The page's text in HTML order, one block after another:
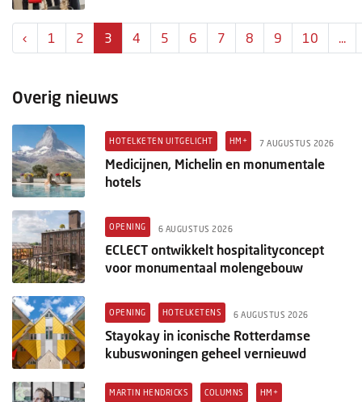
‹ 1 2 3 4 5 6 7 8 9 10 ...
Overig nieuws
HOTELKETEN UITGELICHT HM+ 7 AUGUSTUS 2026
Medicijnen, Michelin en monumentale
hotels
OPENING 6 AUGUSTUS 2026
ECLECT ontwikkelt hospitalityconcept
voor monumentaal molengebouw
OPENING HOTELKETENS 6 AUGUSTUS 2026
Stayokay in iconische Rotterdamse
kubuswoningen geheel vernieuwd
MARTIN HENDRICKS COLUMNS HM+